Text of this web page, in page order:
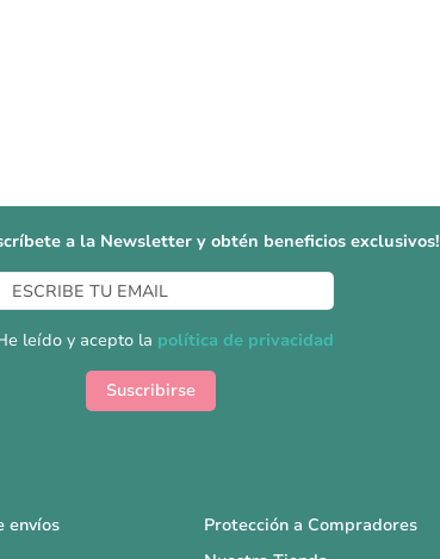
a la Newsletter y obtén beneficios exclusivos!
leído y acepto la política de privacidad
Suscribirse
envíos
Protección a Compradores